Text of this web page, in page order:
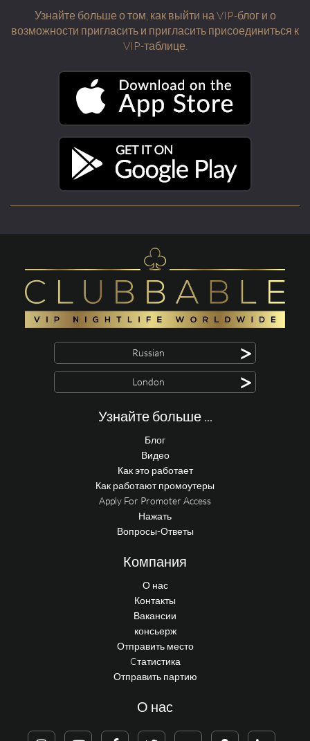
Узнайте больше о том, как выйти на VIP-блог и о
возможности пригласить и пригласить присоединиться к
VIP-таблице.
Russian >
London >
Узнайте больше ...
Блог
Видео
Как это работает
Как работают промоутеры
Apply For Promoter Access
Нажать
Вопросы-Ответы
Компания
О нас
Контакты
Вакансии
консьерж
Отправить место
Cтатистика
Отправить партию
О нас